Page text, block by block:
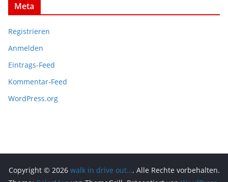
Meta
Registrieren
Anmelden
Eintrags-Feed
Kommentar-Feed
WordPress.org
Copyright © 2026 walk in drive out…. Alle Rechte vorbehalten.